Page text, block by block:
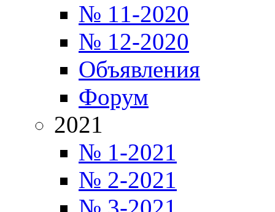
№ 11-2020
№ 12-2020
Объявления
Форум
2021
№ 1-2021
№ 2-2021